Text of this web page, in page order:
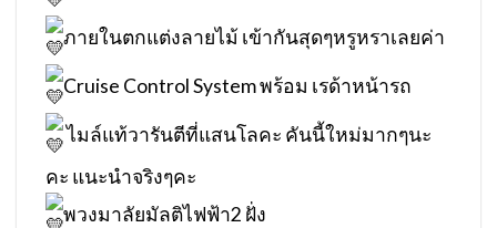
ภายในตกแต่งลายไม้ เข้ากันสุดๆหรูหราเลยค่า
Cruise Control System พร้อม เรด้าหน้ารถ
ไมล์แท้วารันตีที่แสนโลคะ คันนี้ใหม่มากๆนะ
คะ แนะนำจริงๆคะ
พวงมาลัยมัลติไฟฟ้า2 ฝั่ง